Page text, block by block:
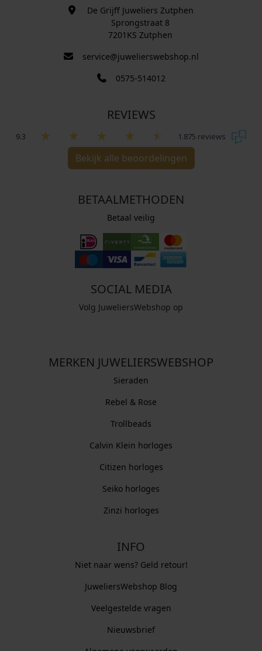
De Grijff Juweliers Zutphen
Sprongstraat 8
7201KS Zutphen
service@juwelierswebshop.nl
0575-514012
REVIEWS
9.3 1.875 reviews
Bekijk alle beoordelingen
BETAALMETHODEN
Betaal veilig
SOCIAL MEDIA
Volg JuweliersWebshop op
MERKEN JUWELIERSWEBSHOP
Sieraden
Rebel & Rose
Trollbeads
Calvin Klein horloges
Citizen horloges
Seiko horloges
Zinzi horloges
INFO
Niet naar wens? Geld retour!
JuweliersWebshop Blog
Veelgestelde vragen
Nieuwsbrief